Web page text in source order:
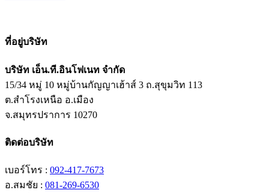
ที่อยู่บริษัท
บริษัท เอ็น.ที.อินโฟเนท จำกัด
15/34 หมู่ 10 หมู่บ้านกัญญาเฮ้าส์ 3 ถ.สุขุมวิท 113
ต.สำโรงเหนือ อ.เมือง
จ.สมุทรปราการ 10270
ติดต่อบริษัท
เบอร์โทร : 092-417-7673
อ.สมชัย : 081-269-6530